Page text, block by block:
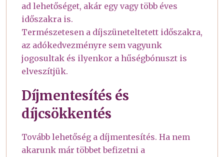
ad lehetőséget, akár egy vagy több éves
időszakra is.
Természetesen a díjszüneteltetett időszakra,
az adókedvezményre sem vagyunk
jogosultak és ilyenkor a hűségbónuszt is
elveszítjük.
Díjmentesítés és
díjcsökkentés
Tovább lehetőség a díjmentesítés. Ha nem
akarunk már többet befizetni a